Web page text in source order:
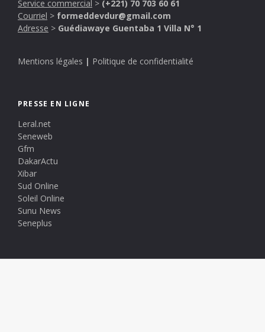
Service commercial > (+221) 70 703 60 61
Courriel > formeddevdur@gmail.com
Adresse > Guédiawaye Guentaba 1 Villa N° 1
Mentions légales | Politique de confidentialité
PRESSE EN LIGNE
Leral.net
Seneweb
Gfm
DakarActu
Xibar
Sud Online
Soleil Online
Sunu News
Seneplus